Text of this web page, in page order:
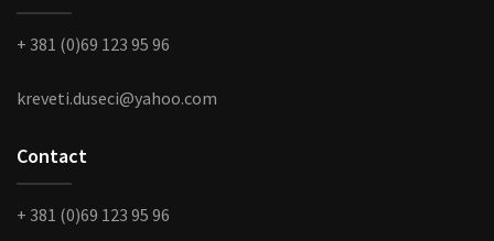
+ 381 (0)69 123 95 96
kreveti.duseci@yahoo.com
Contact
+ 381 (0)69 123 95 96